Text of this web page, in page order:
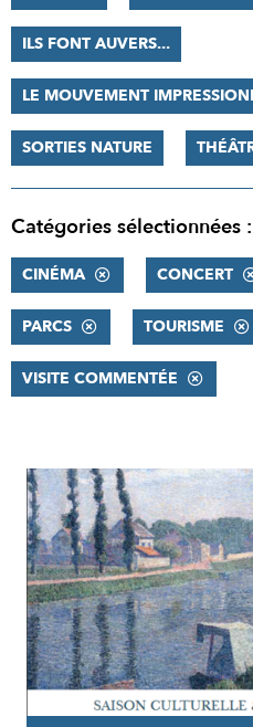
ILS FONT AUVERS...
LE MOUVEMENT
SORTIES NATURE
Catégories sélectionnées :
CINÉMA CONCERT
PARCS TOURISME
VISITE COMMENTÉE
RÉSULTATS